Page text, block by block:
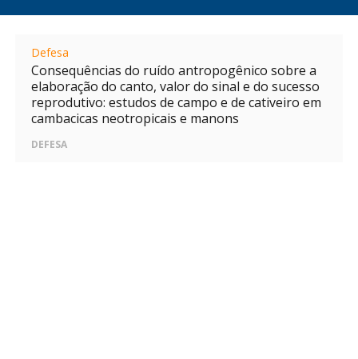
Defesa
Consequências do ruído antropogênico sobre a
elaboração do canto, valor do sinal e do sucesso
reprodutivo: estudos de campo e de cativeiro em
cambacicas neotropicais e manons
DEFESA